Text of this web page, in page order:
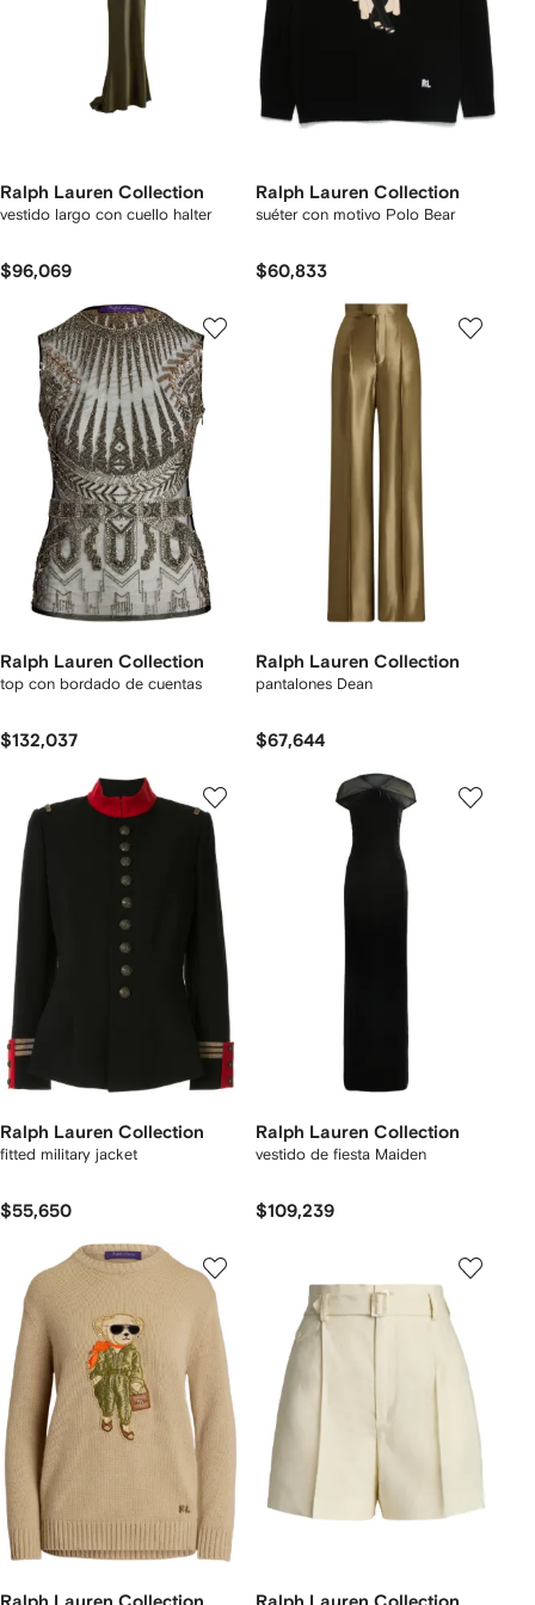
Ralph Lauren Collection
vestido largo con cuello halter
$96,069
Ralph Lauren Collection
suéter con motivo Polo Bear
$60,833
Ralph Lauren Collection
top con bordado de cuentas
$132,037
Ralph Lauren Collection
pantalones Dean
$67,644
Ralph Lauren Collection
fitted military jacket
$55,650
Ralph Lauren Collection
vestido de fiesta Maiden
$109,239